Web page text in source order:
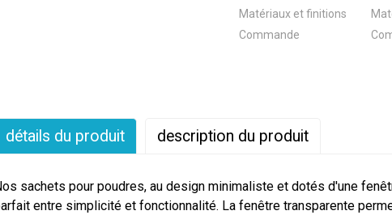
Matériaux et finitions
Commande
détails du produit description du produit
sachets pour poudres, au design minimaliste et dotés d'une
entre simplicité et fonctionnalité. La fenêtre transparente